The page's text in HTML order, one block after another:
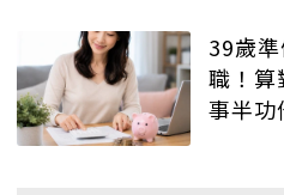
39歲
職！算
事半功